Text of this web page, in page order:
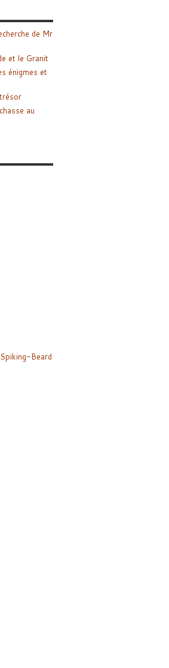
de Mr
et le Granit
énigmes et
au
Beard